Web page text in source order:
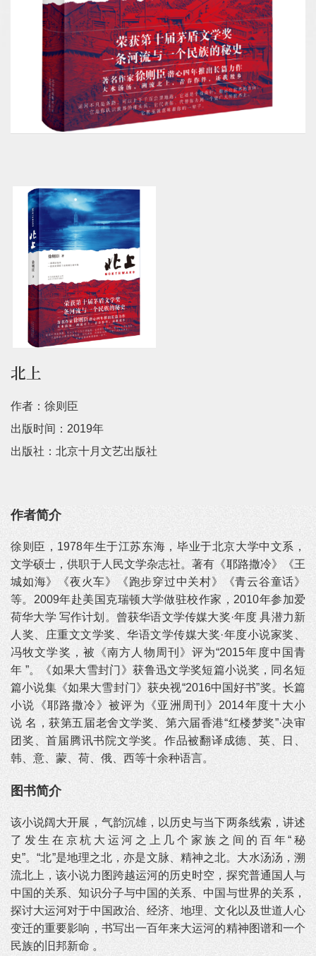
北上
作者：徐则臣
出版时间：2019年
出版社：北京十月文艺出版社
作者简介
徐则臣，1978年生于江苏东海，毕业于北京大学中文系，
文学硕士，供职于人民文学杂志社。著有《耶路撒冷》《王
城如海》《夜火车》《跑步穿过中关村》《青云谷童话》
等。2009年赴美国克瑞顿大学做驻校作家，2010年参加爱
荷华大学 写作计划。曾获华语文学传媒大奖·年度 具潜力新
人奖、庄重文文学奖、华语文学传媒大奖·年度小说家奖、
冯牧文学奖，被《南方人物周刊》评为“2015年度中国青
年 ”。《如果大雪封门》获鲁迅文学奖短篇小说奖，同名短
篇小说集《如果大雪封门》获央视“2016中国好书”奖。长篇
小说《耶路撒冷》被评为《亚洲周刊》2014年度十大小
说 名，获第五届老舍文学奖、第六届香港“红楼梦奖”·决审
团奖、首届腾讯书院文学奖。作品被翻译成德、英、日、
韩、意、蒙、荷、俄、西等十余种语言。
图书简介
该小说阔大开展，气韵沉雄，以历史与当下两条线索，讲述
了发生在京杭大运河之上几个家族之间的百年“秘
史”。“北”是地理之北，亦是文脉、精神之北。大水汤汤，溯
流北上，该小说力图跨越运河的历史时空，探究普通国人与
中国的关系、知识分子与中国的关系、中国与世界的关系，
探讨大运河对于中国政治、经济、地理、文化以及世道人心
变迁的重要影响，书写出一百年来大运河的精神图谱和一个
民族的旧邦新命 。